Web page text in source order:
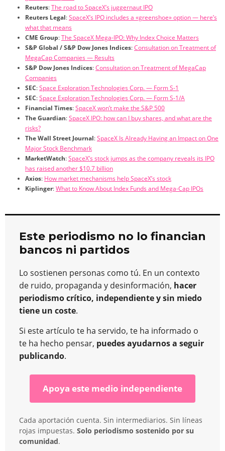
Reuters:The road to SpaceX’s juggernaut IPO
Reuters Legal:SpaceX’s IPO includes a «greenshoe» option — here’s
what that means
CME Group:The SpaceX Mega-IPO: Why Index Choice Matters
S&P Global / S&P Dow Jones Indices:Consultation on Treatment of
MegaCap Companies — Results
S&P Dow Jones Indices:Consultation on Treatment of MegaCap
Companies
SEC:Space Exploration Technologies Corp. — Form S-1
SEC:Space Exploration Technologies Corp. — Form S-1/A
Financial Times:SpaceX won’t make the S&P 500
The Guardian:SpaceX IPO: how can I buy shares, and what are the
risks?
The Wall Street Journal:SpaceX Is Already Having an Impact on One
Major Stock Benchmark
MarketWatch:SpaceX’s stock jumps as the company reveals its IPO
has raised another $10.7 billion
Axios: How market mechanisms help SpaceX’s stock
Kiplinger:What to Know About Index Funds and Mega-Cap IPOs
Este periodismo no lo financian
bancos ni partidos
Lo sostienen personas como tú. En un contexto
de ruido, propaganda y desinformación, hacer
periodismo crítico, independiente y sin miedo
tiene un coste.
Si este artículo te ha servido, te ha informado o
te ha hecho pensar, puedes ayudarnos a seguir
publicando.
Apoya este medio independiente
Cada aportación cuenta. Sin intermediarios. Sin líneas
rojas impuestas. Solo periodismo sostenido por su
comunidad.